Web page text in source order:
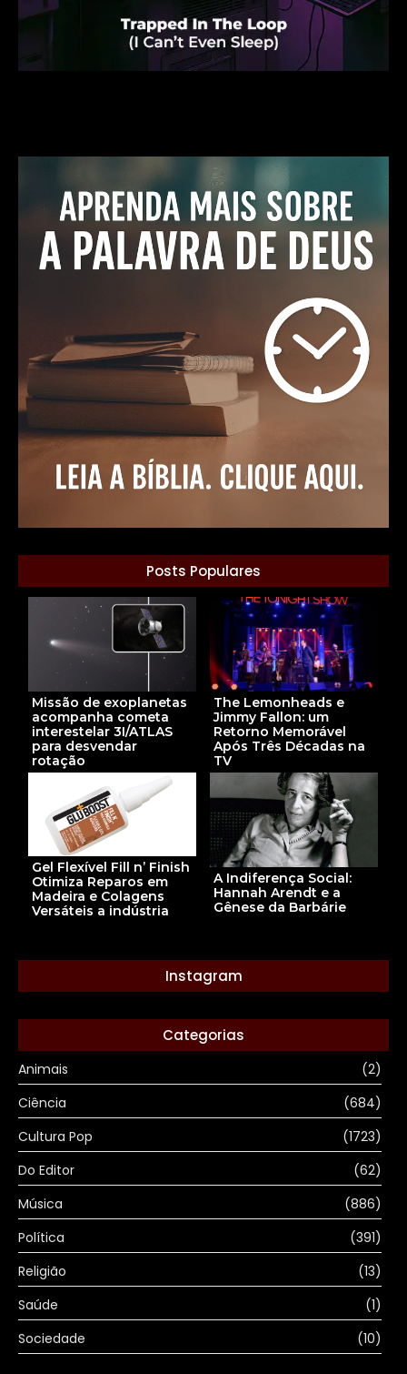
Posts Populares
Missão de exoplanetas
acompanha cometa
interestelar 3I/ATLAS
para desvendar
rotação
The Lemonheads e
Jimmy Fallon: um
Retorno Memorável
Após Três Décadas na
TV
Gel Flexível Fill n’ Finish
Otimiza Reparos em
Madeira e Colagens
Versáteis a indústria
A Indiferença Social:
Hannah Arendt e a
Gênese da Barbárie
Instagram
Categorias
Animais
(2)
Ciência
(684)
Cultura Pop
(1723)
Do Editor
(62)
Música
(886)
Política
(391)
Religião
(13)
Saúde
(1)
Sociedade
(10)